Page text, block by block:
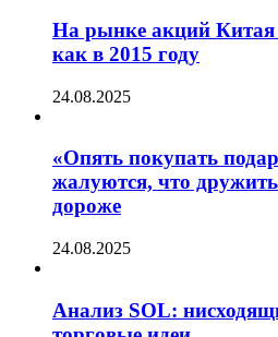
На рынке акций Китая
как в 2015 году
24.08.2025
«Опять покупать
жалуются, что дружить
дороже
24.08.2025
Анализ SOL: